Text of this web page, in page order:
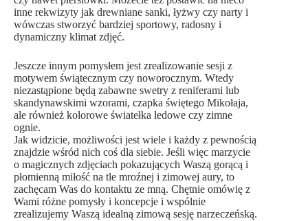
inne rekwizyty jak drewniane sanki, łyżwy czy narty i
wówczas stworzyć bardziej sportowy, radosny i
dynamiczny klimat zdjęć.
Jeszcze innym pomysłem jest zrealizowanie sesji z
motywem świątecznym czy noworocznym. Wtedy
niezastąpione będą zabawne swetry z reniferami lub
skandynawskimi wzorami, czapka świętego Mikołaja,
ale również kolorowe światełka ledowe czy zimne
ognie.
Jak widzicie, możliwości jest wiele i każdy z pewnością
znajdzie wśród nich coś dla siebie. Jeśli więc marzycie
o magicznych zdjęciach pokazujących Waszą gorącą i
płomienną miłość na tle mroźnej i zimowej aury, to
zachęcam Was do kontaktu ze mną. Chętnie omówię z
Wami różne pomysły i koncepcje i wspólnie
zrealizujemy Waszą idealną zimową sesję narzeczeńską.